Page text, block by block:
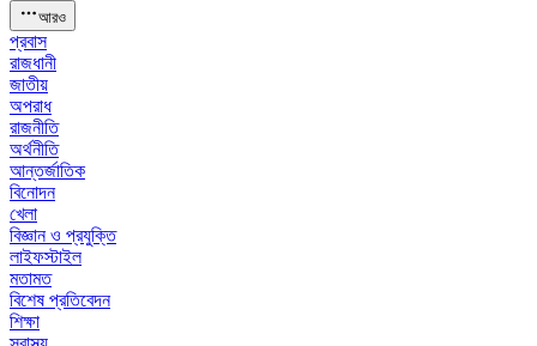
আরও
প্রবাস
রাজধানী
জাতীয়
অপরাধ
রাজনীতি
অর্থনীতি
আন্তর্জাতিক
বিনোদন
খেলা
বিজ্ঞান ও প্রযুক্তি
লাইফস্টাইল
মতামত
বিশেষ প্রতিবেদন
শিক্ষা